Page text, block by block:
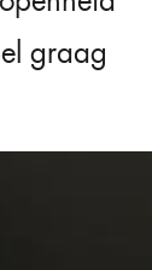
graag